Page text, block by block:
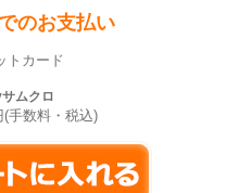
のお支払い
トカード
ムクロ
手数料・税込)